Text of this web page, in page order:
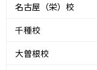
名古屋（栄）校
千種校
大曽根校